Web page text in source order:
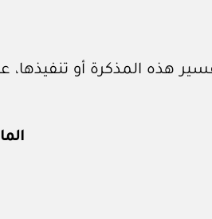
هذه المذكرة أو